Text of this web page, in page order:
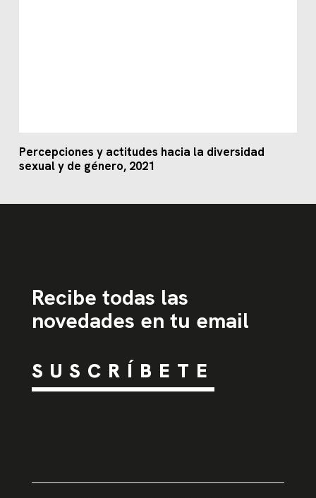
Percepciones y actitudes hacia la diversidad
sexual y de género, 2021
Recibe todas las
novedades en tu email
SUSCRÍBETE